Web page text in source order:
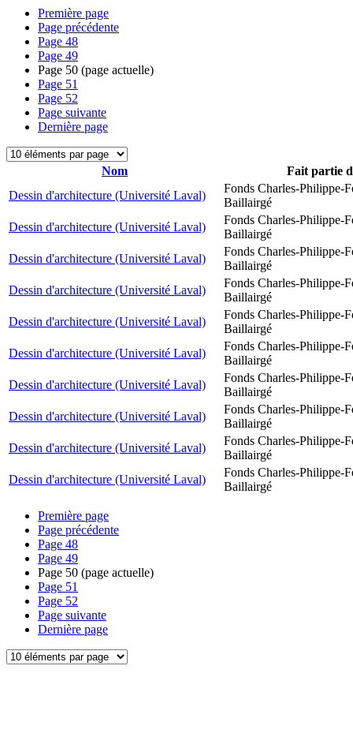
Première page
Page précédente
Page 48
Page 49
Page 50 (page actuelle)
Page 51
Page 52
Page suivante
Dernière page
Nom
Fait partie
Dessin d'architecture (Université Laval)
Fonds Charles-Philippe-
Baillairgé
Dessin d'architecture (Université Laval)
Fonds Charles-Philippe-
Baillairgé
Dessin d'architecture (Université Laval)
Fonds Charles-Philippe-
Baillairgé
Dessin d'architecture (Université Laval)
Fonds Charles-Philippe-
Baillairgé
Dessin d'architecture (Université Laval)
Fonds Charles-Philippe-
Baillairgé
Dessin d'architecture (Université Laval)
Fonds Charles-Philippe-
Baillairgé
Dessin d'architecture (Université Laval)
Fonds Charles-Philippe-
Baillairgé
Dessin d'architecture (Université Laval)
Fonds Charles-Philippe-
Baillairgé
Dessin d'architecture (Université Laval)
Fonds Charles-Philippe-
Baillairgé
Dessin d'architecture (Université Laval)
Fonds Charles-Philippe-
Baillairgé
Première page
Page précédente
Page 48
Page 49
Page 50 (page actuelle)
Page 51
Page 52
Page suivante
Dernière page